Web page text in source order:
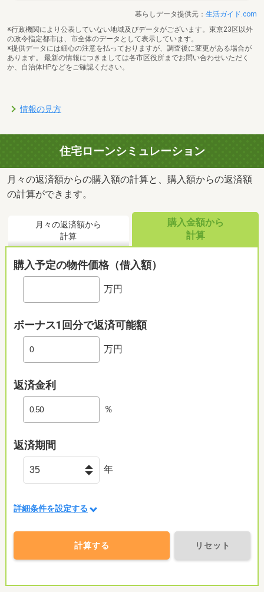
暮らしデータ提供元： 生活ガイド.com
※行政機関により公表していない地域及びデータがございます。東京23区以外
の政令指定都市は、市全体のデータとして表示しています。
※提供データには細心の注意を払っておりますが、調査後に変更がある場合が
あります。 最新の情報につきましては各市区役所までお問い合わせいただく
か、自治体HPなどをご確認ください。
情報の見方
住宅ローンシミュレーション
月々の返済額からの購入額の計算と、購入額からの返済額
の計算ができます。
月々の返済額から
計算
購入金額から
計算
購入予定の物件価格（借入額）
万円
ボーナス1回分で返済可能額
万円
返済金利
％
返済期間
年
詳細条件を設定する
計算する リセット